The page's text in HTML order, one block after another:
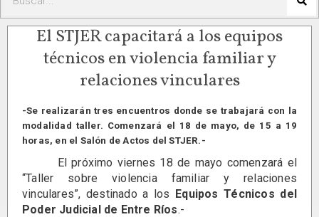
El STJER capacitará a los equipos
técnicos en violencia familiar y
relaciones vinculares
-Se realizarán tres encuentros donde se trabajará con la
modalidad taller. Comenzará el 18 de mayo, de 15 a 19
horas, en el Salón de Actos del STJER.-
El próximo viernes 18 de mayo comenzará el
“Taller sobre violencia familiar y relaciones
vinculares”, destinado a los Equipos Técnicos del
Poder Judicial de Entre Ríos.-